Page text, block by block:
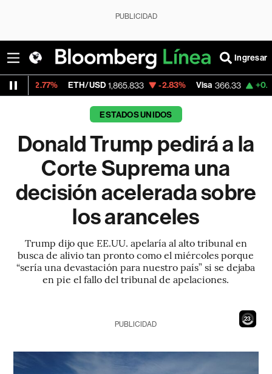
PUBLICIDAD
Ingresar
ETH/USD 1,865.833 -2.83% Visa 366.33 +0.02%
ESTADOS UNIDOS
Donald Trump pedirá a la
Corte Suprema una
decisión acelerada sobre
los aranceles
Trump dijo que EE.UU. apelaría al alto tribunal en
busca de alivio tan pronto como el miércoles porque
“sería una devastación para nuestro país” si se dejaba
en pie el fallo del tribunal de apelaciones.
21
PUBLICIDAD